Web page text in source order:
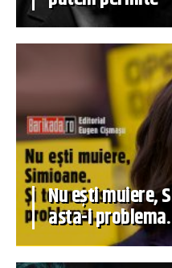
Nu ești muiere,
asta-i